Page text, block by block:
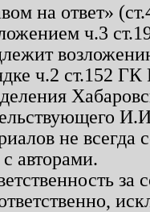
на ответ»
ч.3
ч.2 ст.152
не
авторами.